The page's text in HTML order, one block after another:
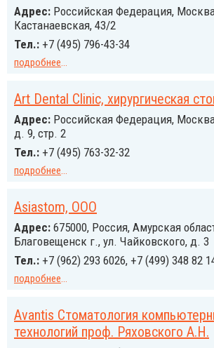
Адрес: Российcкая Федерация,
Кастанаевская, 43/2
Тел.: +7 (495) 796-43-34
подробнее...
Art Dental Clinic, хирургическая
Адрес: Российcкая Федерация,
д. 9, стр. 2
Тел.: +7 (495) 763-32-32
подробнее...
Asiastom, ООО
Адрес: 675000, Россия, Амурская
Благовещенск г., ул. Чайковского, д. 3
Тел.: +7 (962) 293 6026, +7 (499) 348 82
подробнее...
Avantis Стоматология
технологий проф. Ряховского А.Н.